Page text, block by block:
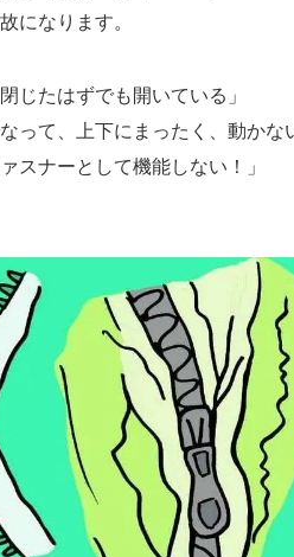
になります。
じたはずでも開いている」
って、上下にまったく、動かな
スナーとして機能しない！」